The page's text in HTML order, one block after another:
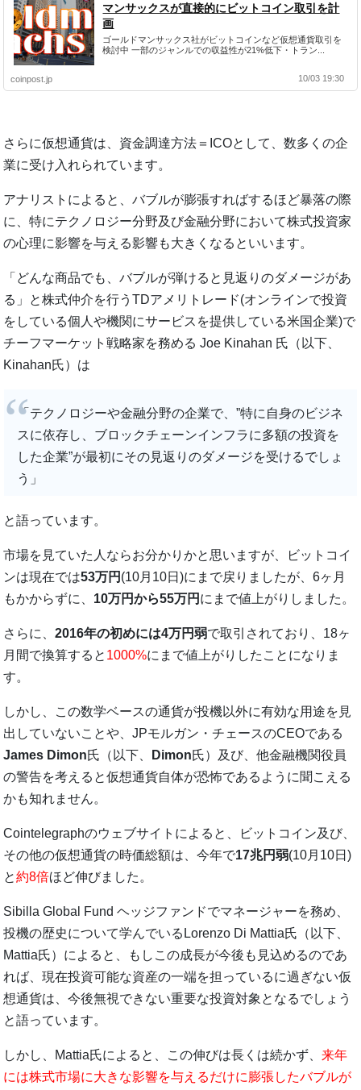
マンサックスが直接的にビットコイン取引を計
画
ゴールドマンサックス社がビットコインなど仮想通貨取引を
検討中 一部のジャンルでの収益性が21%低下・トラン...
coinpost.jp 10/03 19:30
さらに仮想通貨は、資金調達方法＝ICOとして、数多くの企
業に受け入れられています。
アナリストによると、バブルが膨張すればするほど暴落の際
に、特にテクノロジー分野及び金融分野において株式投資家
の心理に影響を与える影響も大きくなるといいます。
「どんな商品でも、バブルが弾けると見返りのダメージがあ
る」と株式仲介を行うTDアメリトレード(オンラインで投資
をしている個人や機関にサービスを提供している米国企業)で
チーフマーケット戦略家を務める Joe Kinahan 氏（以下、
Kinahan氏）は
「テクノロジーや金融分野の企業で、”特に自身のビジネ
スに依存し、ブロックチェーンインフラに多額の投資を
した企業”が最初にその見返りのダメージを受けるでしょ
う」
と語っています。
市場を見ていた人ならお分かりかと思いますが、ビットコイ
ンは現在では53万円 (10月10日)にまで戻りましたが、6ヶ月
もかからずに、 10万円から55万円 にまで値上がりしました。
さらに、2016年の初めには4万円弱で取引されており、18ヶ
月間で換算すると 1000%にまで値上がりしたことになりま
す。
しかし、この数学ベースの通貨が投機以外に有効な用途を見
出していないことや、JPモルガン・チェースのCEOである
James Dimon氏（以下、 Dimon氏）及び、他金融機関役員
の警告を考えると仮想通貨自体が恐怖であるように聞こえる
かも知れません。
Cointelegraphのウェブサイトによると、ビットコイン及び、
その他の仮想通貨の時価総額は、今年で17兆円弱(10月10日)
と約8倍ほど伸びました。
Sibilla Global Fund ヘッジファンドでマネージャーを務め、
投機の歴史について学んでいるLorenzo Di Mattia氏（以下、
Mattia氏）によると、もしこの成長が今後も見込めるのであ
れば、現在投資可能な資産の一端を担っているに過ぎない仮
想通貨は、今後無視できない重要な投資対象となるでしょう
と語っています。
しかし、Mattia氏によると、この伸びは長くは続かず、来年
には株式市場に大きな影響を与えるだけに膨張したバブルが